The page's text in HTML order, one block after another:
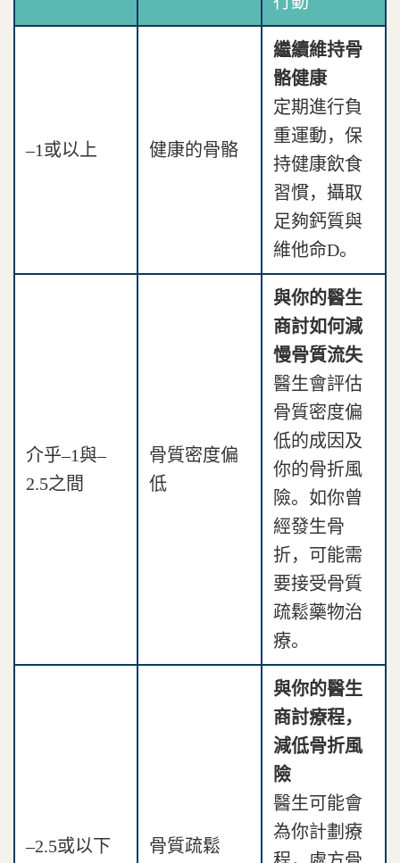
–1或以上 健康的骨骼
繼續維持骨
骼健康
定期進行負
重運動，保
持健康飲食
習慣，攝取
足夠鈣質與
維他命D。
介乎–1與–
2.5之間
骨質密度偏
低
與你的醫生
商討如何減
慢骨質流失
醫生會評估
骨質密度偏
低的成因及
你的骨折風
險。如你曾
經發生骨
折，可能需
要接受骨質
疏鬆藥物治
療。
–2.5或以下 骨質疏鬆
與你的醫生
商討療程，
減低骨折風
險
醫生可能會
為你計劃療